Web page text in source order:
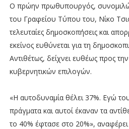
Ο πρώην πρωθυπουργός,
του Γραφείου Τύπου του, Νίκο
τελευταίες δημοσκοπήσεις και
εκείνος ευθύνεται για τη
Αντιθέτως, δείχνει ευθέως προς
κυβερνητικών επιλογών.
«Η αυτοδυναμία θέλει 37%. Εγώ
πράγματα και αυτοί έκαναν τα
το 40% έφτασε στο 20%», αναφέρει